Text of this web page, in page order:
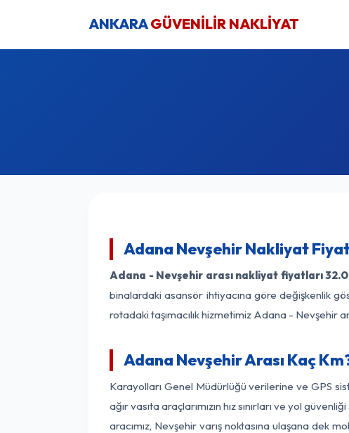
ANKARAGÜVENİLİR NAKLİYAT
Adana Nevşehir Nakliyat
Adana - Nevşehir arası nakliyat fiyatları
binalardaki asansör ihtiyacına göre değişkenlik
rotadaki taşımacılık hizmetimiz Adana - Nevşehir
Adana Nevşehir Arası Kaç
Karayolları Genel Müdürlüğü verilerine ve GPS
ağır vasıta araçlarımızın hız sınırları ve yol
aracımız, Nevşehir varış noktasına ulaşana dek